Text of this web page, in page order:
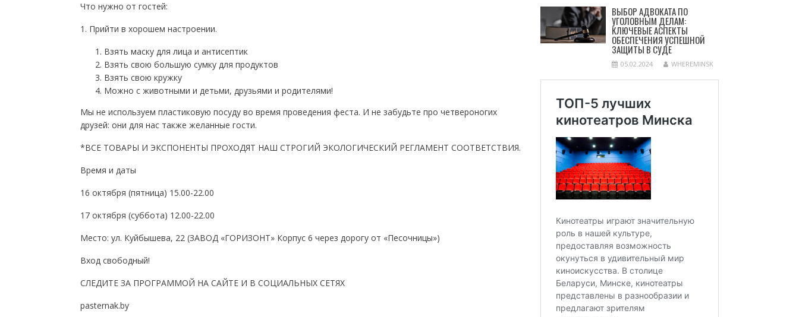
Что нужно от гостей:
1. Прийти в хорошем настроении.
Взять маску для лица и антисептик
Взять свою большую сумку для продуктов
Взять свою кружку
Можно с животными и детьми, друзьями и родителями!
Мы не используем пластиковую посуду во время проведения феста. И не забудьте про четвероногих
друзей: они для нас также желанные гости.
*ВСЕ ТОВАРЫ И ЭКСПОНЕНТЫ ПРОХОДЯТ НАШ СТРОГИЙ ЭКОЛОГИЧЕСКИЙ РЕГЛАМЕНТ СООТВЕТСТВИЯ.
Время и даты
16 октября (пятница) 15.00-22.00
17 октября (суббота) 12.00-22.00
Место: ул. Куйбышева, 22 (ЗАВОД «ГОРИЗОНТ» Корпус 6 через дорогу от «Песочницы»)
Вход свободный!
СЛЕДИТЕ ЗА ПРОГРАММОЙ НА САЙТЕ И В СОЦИАЛЬНЫХ СЕТЯХ
pasternak.by
ВЫБОР АДВОКАТА ПО
УГОЛОВНЫМ ДЕЛАМ:
КЛЮЧЕВЫЕ АСПЕКТЫ
ОБЕСПЕЧЕНИЯ УСПЕШНОЙ
ЗАЩИТЫ В СУДЕ
05.02.2024 WHEREMINSK